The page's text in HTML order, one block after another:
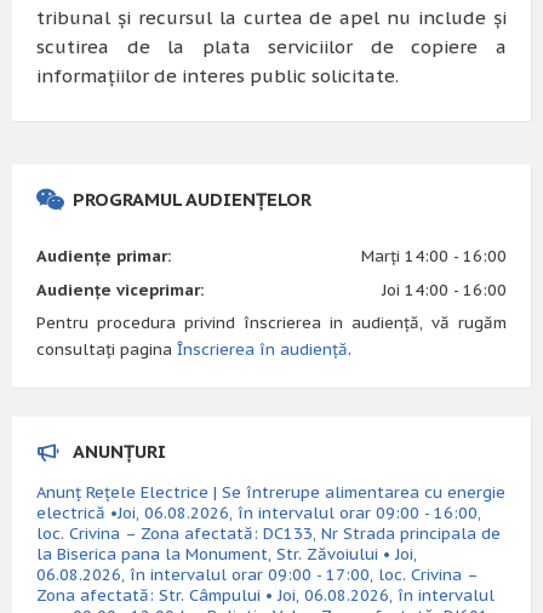
tribunal şi recursul la curtea de apel nu include şi
scutirea de la plata serviciilor de copiere a
informaţiilor de interes public solicitate.
PROGRAMUL AUDIENȚELOR
Audiențe primar:
Marți 14:00 - 16:00
Audiențe viceprimar:
Joi 14:00 - 16:00
Pentru procedura privind înscrierea in audiență, vă rugăm
consultați pagina Înscrierea în audiență.
ANUNȚURI
Anunț Rețele Electrice | Se întrerupe alimentarea cu energie
electrică •Joi, 06.08.2026, în intervalul orar 09:00 - 16:00,
loc. Crivina – Zona afectată: DC133, Nr Strada principala de
la Biserica pana la Monument, Str. Zăvoiului • Joi,
06.08.2026, în intervalul orar 09:00 - 17:00, loc. Crivina –
Zona afectată: Str. Câmpului • Joi, 06.08.2026, în intervalul